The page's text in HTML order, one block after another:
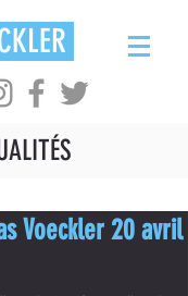
Voeckler 20 avril